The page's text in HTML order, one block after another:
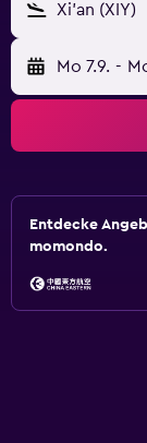
Xi'an (XIY)
Mo 7.9. -
Entdecke
momondo.